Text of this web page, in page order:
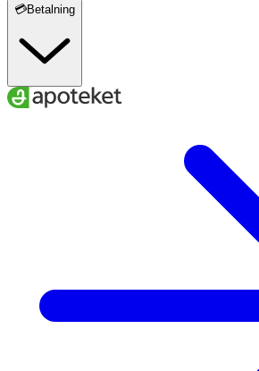
10) Vänta tills den eller de färgade
resultat efter 10 minuter. Tolka inte
minuter."
Förvaras i rumstemperatur (max 30
💳Betalning